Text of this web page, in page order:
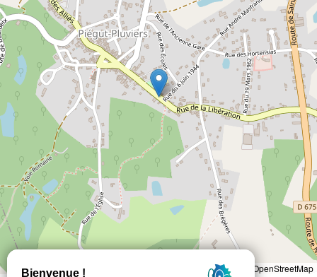
Leaflet OpenStreetMap